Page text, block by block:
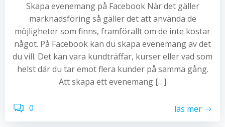
Skapa evenemang på Facebook När det gäller
marknadsföring så gäller det att använda de
möjligheter som finns, framförallt om de inte kostar
något. På Facebook kan du skapa evenemang av det
du vill. Det kan vara kundträffar, kurser eller vad som
helst där du tar emot flera kunder på samma gång.
Att skapa ett evenemang […]
0 läs mer